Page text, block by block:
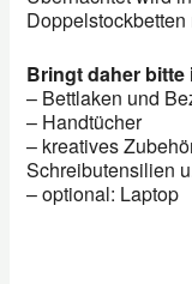
Bringt daher bitte
– Bettlaken und
– Handtücher
– kreatives
Schreibutensilien
– optional: Laptop